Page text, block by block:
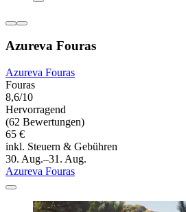
Azureva Fouras
Azureva Fouras
Fouras
8,6/10
Hervorragend
(62 Bewertungen)
65 €
inkl. Steuern & Gebühren
30. Aug.–31. Aug.
Azureva Fouras